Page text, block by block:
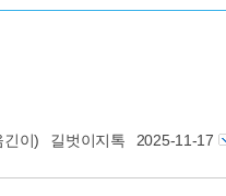
긴이) 길벗이지톡 2025-11-17